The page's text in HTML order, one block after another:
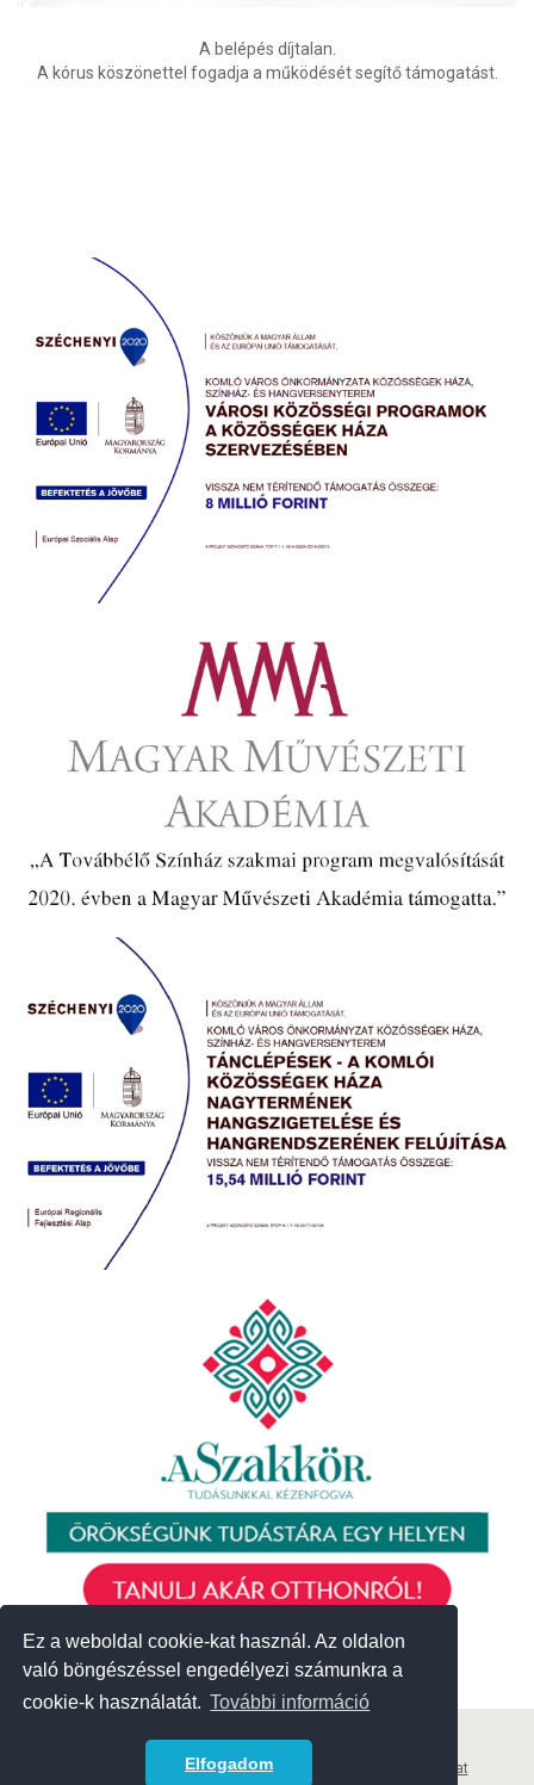
Ez a weboldal cookie-kat használ. Az oldalon
való böngészéssel engedélyezi számunkra a
cookie-k használatát. További információ
Elfogadom
Ez a weboldal cookie-kat használ. Az oldalon
való böngészéssel engedélyezi számunkra a
cookie-k használatát. További információ
Elfogadom
A belépés díjtalan.
A kórus köszönettel fogadja a működését segítő támogatást.
© 2018 Közösségek Háza
Korábbi események Adatvédelmi szabályzat